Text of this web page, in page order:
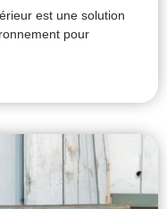
est une solution
pour